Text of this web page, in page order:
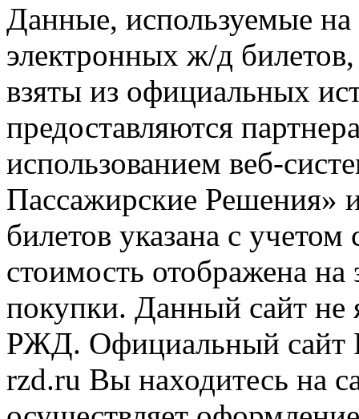
Данные, используемые
электронных ж/д
взяты из официальных
предоставляются
использованием веб-
Пассажирские
билетов указана с
стоимость отображена
покупки. Данный сайт не
РЖД. Официальный сайт
rzd.ru Вы находитесь на